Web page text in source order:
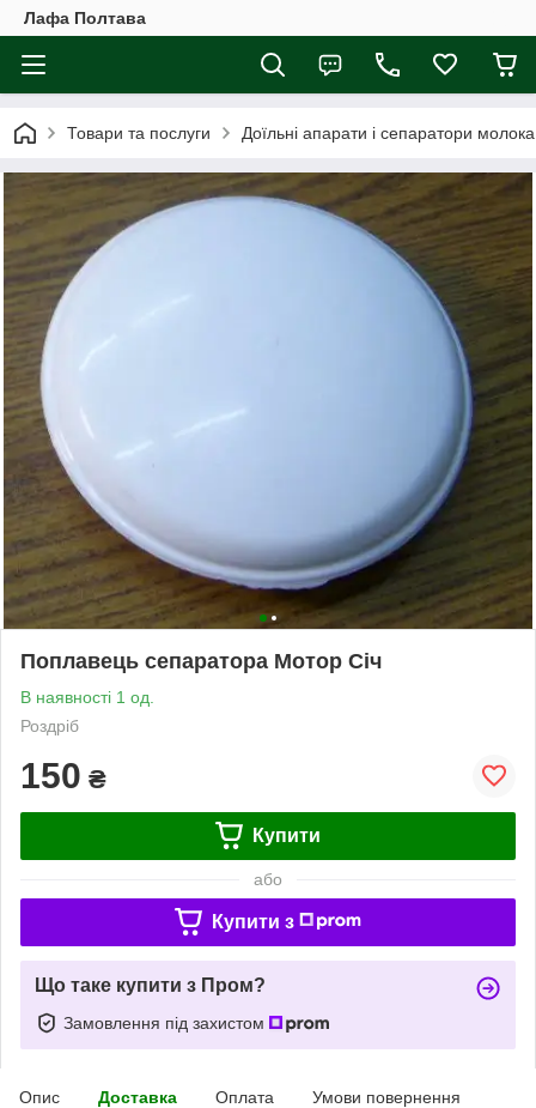
Лафа Полтава
Товари та послуги Доїльні апарати і сепаратори молока
Поплавець сепаратора Мотор Січ
В наявності 1 од.
Роздріб
150 ₴
Купити
або
Купити з
Що таке купити з Пром?
Замовлення під захистом
Опис Доставка Оплата Умови повернення